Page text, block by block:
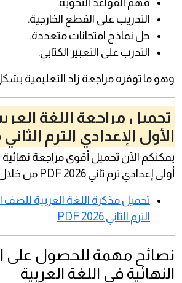
فهم القواعد النحوية.
التدريب على القطع الخارجية.
حل نماذج امتحانات متعددة.
التدرب على التعبير الكتابي.
وهو ما توفره مراجعة زاد التعليمية
تحميل مراجعة اللغة
الأول الإعدادي الترم الثاني 2026 PDF
يمكنكم الآن تحميل أقوى مراجعة نهائية
أولى إعدادي ترم ثاني 2026 PDF من خلال الرابط التالي:
تحميل مذكرة اللغة العربية للصف
الترم الثاني 2026 PDF
نصائح مهمة للحصول على
النهائية في اللغة العربية